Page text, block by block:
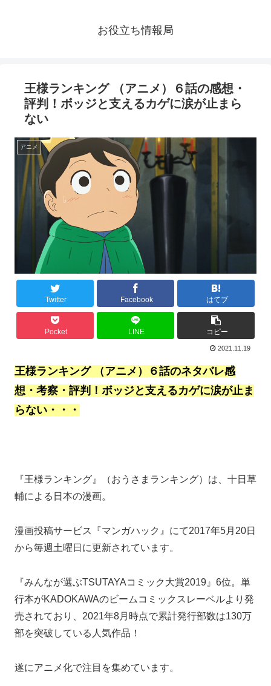
お役立ち情報局
王様ランキング （アニメ）６話の感想・
評判！ボッジと支えるカゲに涙が止まら
ない
アニメ
Twitter Facebook はてブ
Pocket LINE コピー
2021.11.19
王様ランキング （アニメ）６話のネタバレ感
想・考察・評判！ボッジと支えるカゲに涙が止ま
らない・・・
『王様ランキング』（おうさまランキング）は、十日草
輔による日本の漫画。
漫画投稿サービス『マンガハック』にて2017年5月20日
から毎週土曜日に更新されています。
『みんなが選ぶTSUTAYAコミック大賞2019』6位。単
行本がKADOKAWAのビームコミックスレーベルより発
売されており、2021年8月時点で累計発行部数は130万
部を突破している人気作品！
遂にアニメ化で注目を集めています。